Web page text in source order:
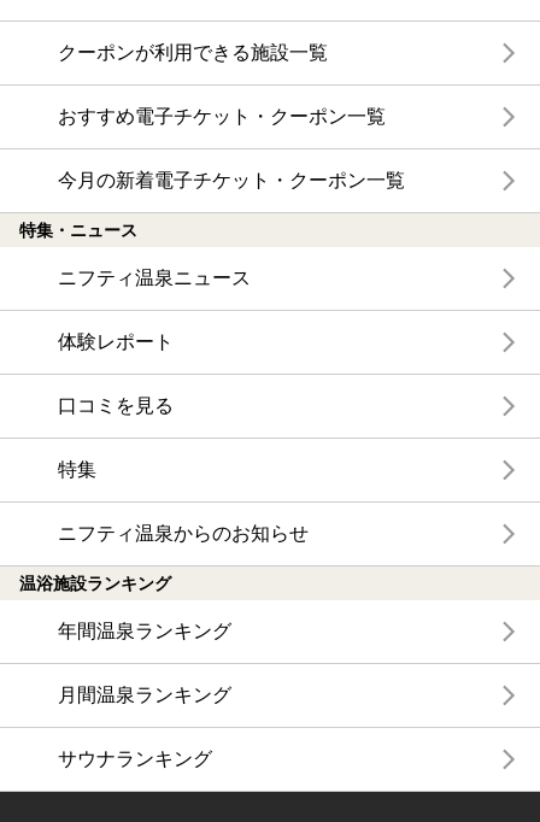
クーポンが利用できる施設一覧
おすすめ電子チケット・クーポン一覧
今月の新着電子チケット・クーポン一覧
特集・ニュース
ニフティ温泉ニュース
体験レポート
口コミを見る
特集
ニフティ温泉からのお知らせ
温浴施設ランキング
年間温泉ランキング
月間温泉ランキング
サウナランキング